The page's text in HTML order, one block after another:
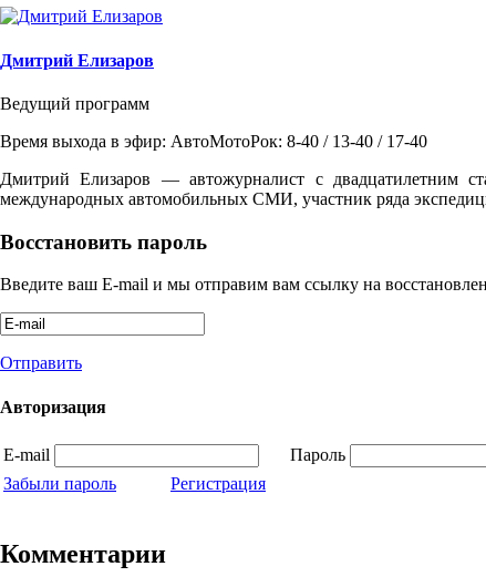
Дмитрий Елизаров
Ведущий программ
Время выхода в эфир: АвтоМотоРок: 8-40 / 13-40 / 17-40
Дмитрий Елизаров — автожурналист с двадцатилетним
международных автомобильных СМИ, участник ряда
Восстановить пароль
Введите ваш E-mail и мы отправим вам ссылку на
Отправить
Авторизация
E-mail
Пароль
Забыли пароль
Регистрация
Комментарии